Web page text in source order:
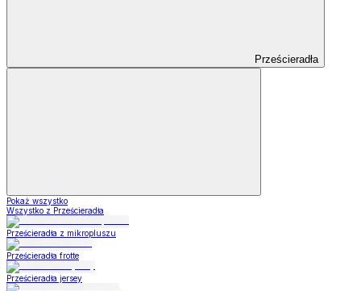
Prześcieradła
Pokaż wszystko
Wszystko z Prześcieradła
Prześcieradła z mikropluszu
Prześcieradła frotte
Prześcieradła jersey